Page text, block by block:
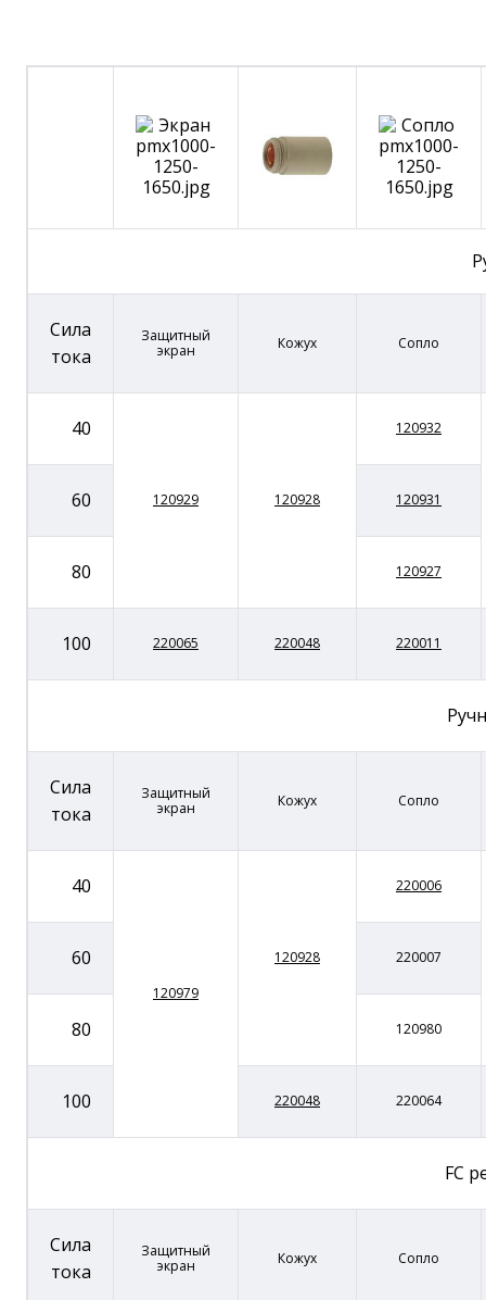
Сила
тока
Защитный
экран
Кожух Сопло
40
120929 120928
120932
60 120931
80 120927
100 220065 220048 220011
Сила
тока
Защитный
экран
Кожух Сопло
40
120979
120928
220006
60 220007
80 120980
100 220048 220064
FC
Сила
тока
Защитный
экран
Кожух Сопло